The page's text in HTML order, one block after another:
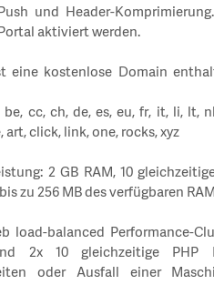
und Header-
aktiviert werden.
eine kostenlose Domain
be, cc, ch, de, es, eu, fr, it, li, lt,
art, click, link, one, rocks, xyz
2 GB RAM, 10
zu 256 MB des verfügbaren
load-balanced Performance-
2x 10 gleichzeitige PHP
oder Ausfall einer